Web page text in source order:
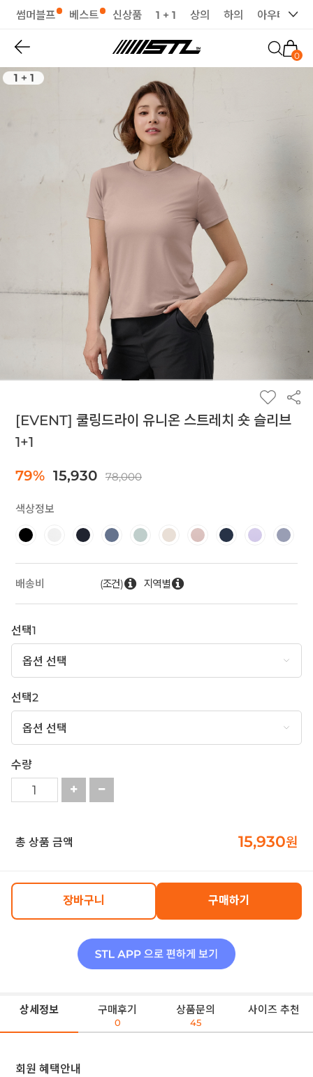
썸머블프 베스트 신상품 1 + 1 상의 하의 아우터
0
[EVENT] 쿨링드라이 유니온 스트레치 숏 슬리브
1+1
79% 15,930 78,000
색상정보
배송비 (조건) 지역별
선택1
선택2
수량
총 상품 금액 15,930원
장바구니 구매하기
상세정보 구매후기
0
상품문의
45
사이즈 추천
회원 혜택안내